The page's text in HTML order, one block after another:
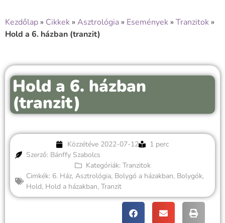
Kezdőlap » Cikkek » Asztrológia » Események » Tranzitok »
Hold a 6. házban (tranzit)
Hold a 6. házban
(tranzit)
Közzétéve 2022-07-12
1 perc
Szerző: Bánffy Szabolcs
Kategóriák: Tranzitok
Cimkék: 6. Ház, Asztrológia, Bolygó a házakban, Bolygók,
Hold, Hold a házakban, Tranzit